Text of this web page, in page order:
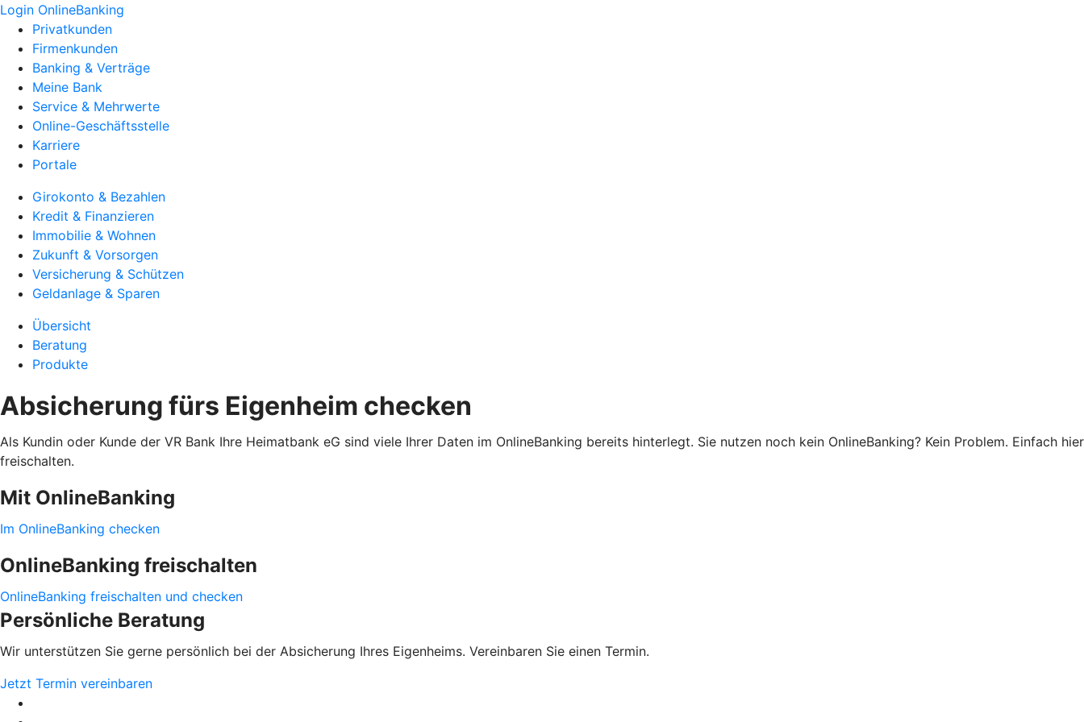
Login OnlineBanking
Privatkunden
Firmenkunden
Banking & Verträge
Meine Bank
Service & Mehrwerte
Online-Geschäftsstelle
Karriere
Portale
Girokonto & Bezahlen
Kredit & Finanzieren
Immobilie & Wohnen
Zukunft & Vorsorgen
Versicherung & Schützen
Geldanlage & Sparen
Übersicht
Beratung
Produkte
Absicherung fürs Eigenheim checken
Als Kundin oder Kunde der VR Bank Ihre Heimatbank eG sind viele Ihrer Daten im OnlineBanking bereits hinterlegt. Sie nutzen noch kein OnlineBanking? Kein Problem. Einfach hier
freischalten.
Mit OnlineBanking
Im OnlineBanking checken
OnlineBanking freischalten
OnlineBanking freischalten und checken
Persönliche Beratung
Wir unterstützen Sie gerne persönlich bei der Absicherung Ihres Eigenheims. Vereinbaren Sie einen Termin.
Jetzt Termin vereinbaren